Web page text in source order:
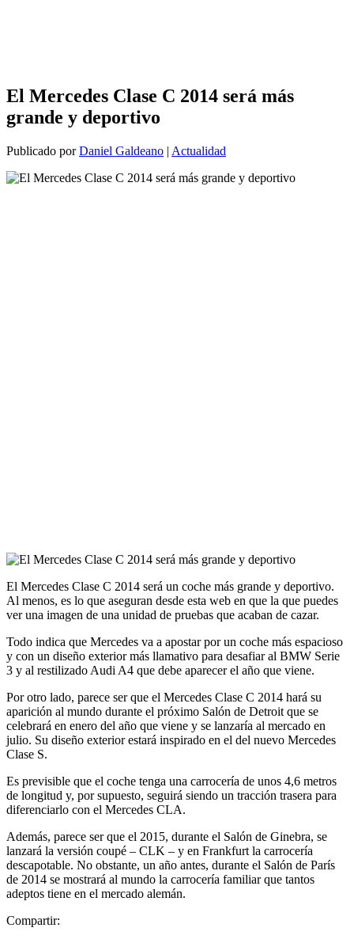
El Mercedes Clase C 2014 será más
grande y deportivo
Publicado porDaniel Galdeano | Actualidad
El Mercedes Clase C 2014 será un coche más grande y deportivo.
Al menos, es lo que aseguran desde esta web en que la que puedes
ver una imagen de una unidad de pruebas que acaban de cazar.
Todo indica que Mercedes va a apostar por un coche más espacioso
y con un diseño exterior más llamativo para desafiar al BMW Serie
3 y al restilizado Audi A4 que debe aparecer el año que viene.
Por otro lado, parece ser que el Mercedes Clase C 2014 hará su
aparición al mundo durante el próximo Salón de Detroit que se
celebrará en enero del año que viene y se lanzaría al mercado en
julio. Su diseño exterior estará inspirado en el del nuevo Mercedes
Clase S.
Es previsible que el coche tenga una carrocería de unos 4,6 metros
de longitud y, por supuesto, seguirá siendo un tracción trasera para
diferenciarlo con el Mercedes CLA.
Además, parece ser que el 2015, durante el Salón de Ginebra, se
lanzará la versión coupé – CLK – y en Frankfurt la carrocería
descapotable. No obstante, un año antes, durante el Salón de París
de 2014 se mostrará al mundo la carrocería familiar que tantos
adeptos tiene en el mercado alemán.
Compartir: